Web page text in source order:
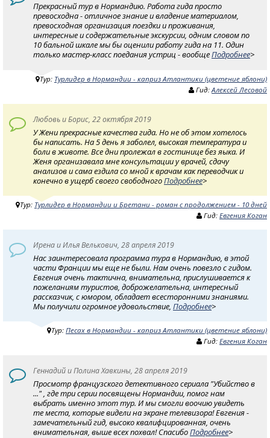
Прекрасный тур в Нормандию. Работа гида просто
превосходна - отличное знание и владение материалом,
превосходная организация поездки и проживания,
интересные и содержательные экскурсии, одним словом по
10 бальной шкале мы бы оценили работу гида на 11. Один
только мастер-класс поедания устриц - вообщеПодробнее>
Тур: Турлидер в Нормандии - каприз Атлантики (цветение яблони)
Гид: Алексей Лесовой
Любовь и Борис, 22 октября 2019
У Жени прекрасные качества гида. Но не об этом хотелось
бы написать. На 5 день я заболел, высокая температура и
боли в животе. Все дни пролежал в гостинице без яыка. И
Женя организавала мне консультации у врачей, сдачу
анализов и сама ездила со мной к врачам как переводчик и
конечно в ущерб своего свободногоПодробнее>
Тур: Турлидер в Нормандии и Бретани - роман с продолжением - 10 дней
Гид: Евгения Коган
Ирена и Илья Велькович, 28 апреля 2019
Нас заинтересовала программа тура в Нормандию, в этой
части Франции мы еще не были. Нам очень повезло с гидом.
Евгения очень тактична, внимательна, прислушивается к
пожеланиям туристов, доброжелательна, интересный
рассказчик, с юмором, обладает всесторонними знаниями.
Мы получили огромное удовольствие, Подробнее>
Тур: Песах в Нормандии - каприз Атлантики (цветение яблони)
Гид: Евгения Коган
Геннадий и Полина Хавкины, 28 апреля 2019
Просмотр французского детективного сериала "Убийство в
..." , где три серии посвящены Нормандии, помог нам
выбрать именно этот тур. И мы смогли воочию увидеть
те места, которые видели на экране телевизора! Евгения -
замечательный гид, высоко квалифцированная, очень
внимательная, выше всех похвал! СпасибоПодробнее>